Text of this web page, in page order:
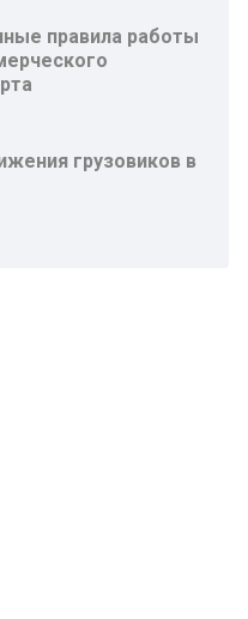
правила работы
грузовиков в